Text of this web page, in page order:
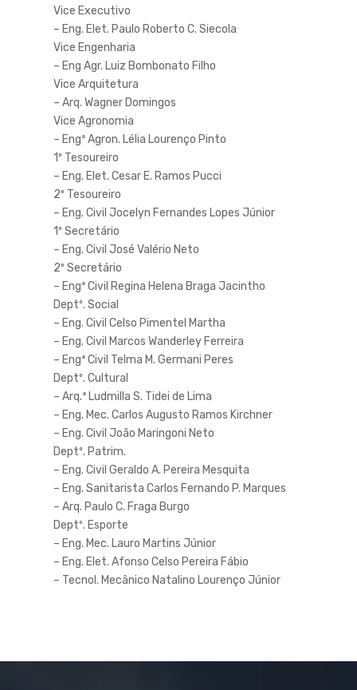
Vice Executivo
– Eng. Elet. Paulo Roberto C. Siecola
Vice Engenharia
– Eng Agr. Luiz Bombonato Filho
Vice Arquitetura
– Arq. Wagner Domingos
Vice Agronomia
– Engª Agron. Lélia Lourenço Pinto
1º Tesoureiro
– Eng. Elet. Cesar E. Ramos Pucci
2º Tesoureiro
– Eng. Civil Jocelyn Fernandes Lopes Júnior
1º Secretário
– Eng. Civil José Valério Neto
2º Secretário
– Engª Civil Regina Helena Braga Jacintho
Deptº. Social
– Eng. Civil Celso Pimentel Martha
– Eng. Civil Marcos Wanderley Ferreira
– Engª Civil Telma M. Germani Peres
Deptº. Cultural
– Arq.ª Ludmilla S. Tidei de Lima
– Eng. Mec. Carlos Augusto Ramos Kirchner
– Eng. Civil João Maringoni Neto
Deptº. Patrim.
– Eng. Civil Geraldo A. Pereira Mesquita
– Eng. Sanitarista Carlos Fernando P. Marques
– Arq. Paulo C. Fraga Burgo
Deptº. Esporte
– Eng. Mec. Lauro Martins Júnior
– Eng. Elet. Afonso Celso Pereira Fábio
– Tecnol. Mecânico Natalino Lourenço Júnior